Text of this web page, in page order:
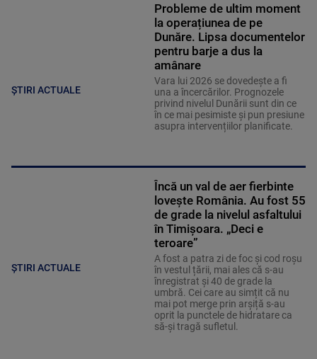
ȘTIRI ACTUALE
Probleme de ultim moment
la operațiunea de pe
Dunăre. Lipsa documentelor
pentru barje a dus la
amânare
Vara lui 2026 se dovedește a fi
una a încercărilor. Prognozele
privind nivelul Dunării sunt din ce
în ce mai pesimiste și pun presiune
asupra intervențiilor planificate.
ȘTIRI ACTUALE
Încă un val de aer fierbinte
lovește România. Au fost 55
de grade la nivelul asfaltului
în Timișoara. „Deci e
teroare”
A fost a patra zi de foc și cod roșu
în vestul țării, mai ales că s-au
înregistrat și 40 de grade la
umbră. Cei care au simțit că nu
mai pot merge prin arșiță s-au
oprit la punctele de hidratare ca
să-și tragă sufletul.